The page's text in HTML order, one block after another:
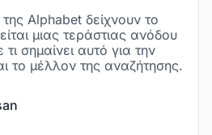
Alphabet δείχνουν το
μιας τεράστιας ανόδου
σημαίνει αυτό για την
το μέλλον της αναζήτησης.